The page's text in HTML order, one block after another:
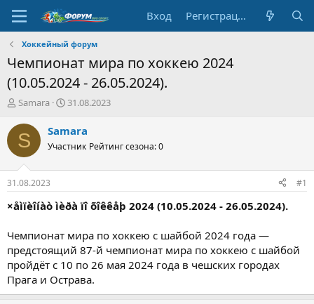
Вход Регистрация
Хоккейный форум
Чемпионат мира по хоккею 2024
(10.05.2024 - 26.05.2024).
А
т
о
т
е
м
ы
Samara
Д
т
н
а
л
31.08.2023
S Samara
Участник Рейтинг сезона: 0
31.08.2023 #1
×åìïèîíàò ìèðà ïî õîêêåþ 2024 (10.05.2024 - 26.05.2024).
Чемпионат мира по хоккею с шайбой 2024 года —
предстоящий 87-й чемпионат мира по хоккею с шайбой
пройдёт с 10 по 26 мая 2024 года в чешских городах
Прага и Острава.